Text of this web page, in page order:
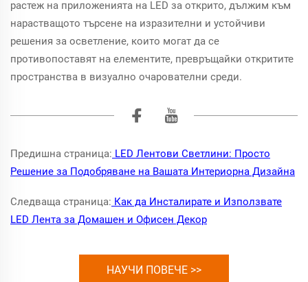
растеж на приложенията на LED за открито, дължим към
нарастващото търсене на изразителни и устойчиви
решения за осветление, които могат да се
противопоставят на елементите, превръщайки откритите
пространства в визуално очарователни среди.
Предишна страница: LED Лентови Светлини: Просто
Решение за Подобряване на Вашата Интериорна Дизайна
Следваща страница: Как да Инсталирате и Използвате
LED Лента за Домашен и Офисен Декор
НАУЧИ ПОВЕЧЕ >>